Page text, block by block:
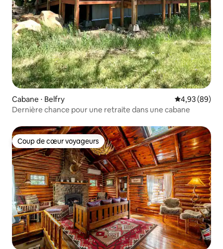
Cabane ⋅ Belfry Évaluation
4,93 (89)
Dernière chance pour une retraite dans une cabane
Coup de cœur voyageurs
Coup de cœur voyageurs